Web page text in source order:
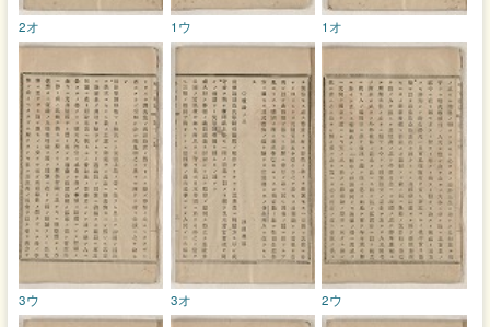
1オ
1ウ
2オ
2ウ
3オ
3ウ